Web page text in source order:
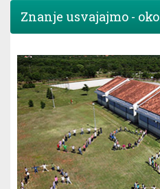
Znanje usvajajmo -